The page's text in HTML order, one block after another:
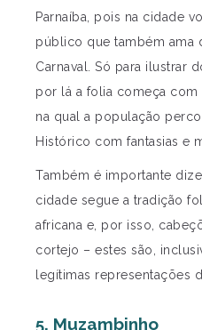
Parnaíba, pois na cidade
público que também ama
Carnaval. Só para ilustrar
por lá a folia começa com
na qual a população
Histórico com fantasias e
Também é importante
cidade segue a tradição
africana e, por isso,
cortejo – estes são,
legítimas representações
5. Muzambinho